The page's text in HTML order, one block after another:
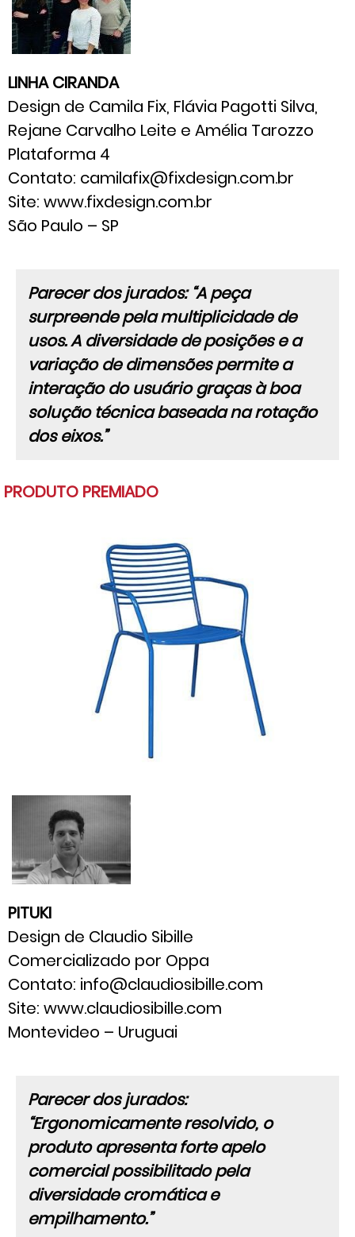
LINHA CIRANDA
Design de Camila Fix, Flávia Pagotti Silva,
Rejane Carvalho Leite e Amélia Tarozzo
Plataforma 4
Contato: camilafix@fixdesign.com.br
Site: www.fixdesign.com.br
São Paulo – SP
Parecer dos jurados: “A peça
surpreende pela multiplicidade de
usos. A diversidade de posições e a
variação de dimensões permite a
interação do usuário graças à boa
solução técnica baseada na rotação
dos eixos.”
PRODUTO PREMIADO
PITUKI
Design de Claudio Sibille
Comercializado por Oppa
Contato: info@claudiosibille.com
Site: www.claudiosibille.com
Montevideo – Uruguai
Parecer dos jurados:
“Ergonomicamente resolvido, o
produto apresenta forte apelo
comercial possibilitado pela
diversidade cromática e
empilhamento.”